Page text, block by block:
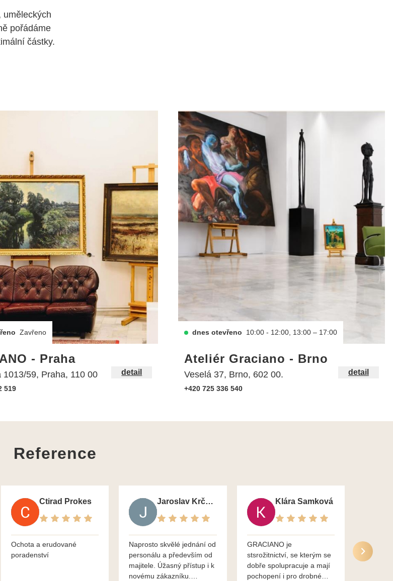
uměleckých
pořádáme
částky.
Zavřeno
- Praha
1013/59, Praha, 110 00
519
detail
dnes otevřeno 10:00 - 12:00, 13:00 – 17:00
Ateliér Graciano - Brno
Veselá 37, Brno, 602 00.
+420 725 336 540
detail
Reference
Ctirad Prokes
Ochota a erudované
poradenství
Jaroslav Krčma
Naprosto skvělé jednání od
personálu a především od
majitele. Úžasný přístup i k
novému zákazníku.
Klára Samková
GRACIANO je
stsrožitnictví, se kterým se
dobře spolupracuje a mají
pochopení i pro drobné
Služby
jsou po